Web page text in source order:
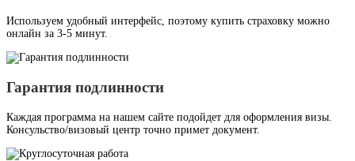
Используем удобный интерфейс, поэтому купить страховку можно
онлайн за 3-5 минут.
Гарантия подлинности
Каждая программа на нашем сайте подойдет для оформления визы.
Консульство/визовый центр точно примет документ.